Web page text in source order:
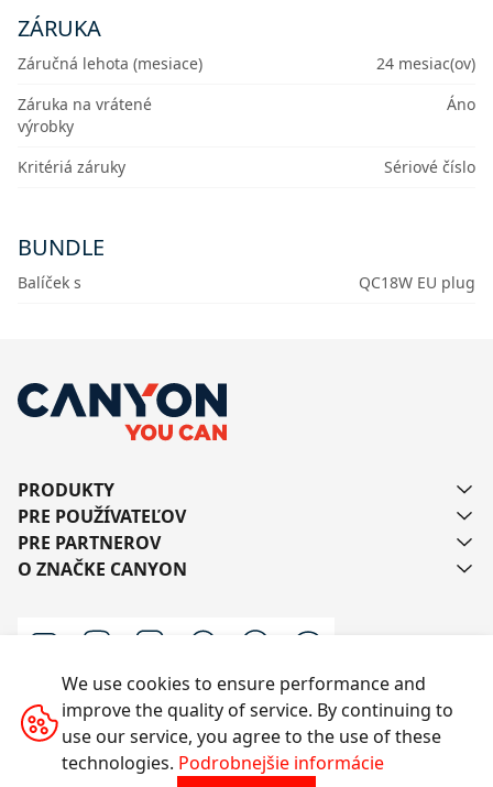
ZÁRUKA
Záručná lehota (mesiace)
24 mesiac(ov)
Záruka na vrátené
výrobky
Áno
Kritériá záruky Sériové číslo
BUNDLE
Balíček s QC18W EU plug
PRODUKTY
PRE POUŽÍVATEĽOV
PRE PARTNEROV
O ZNAČKE CANYON
Kontaktujte nás
We use cookies to ensure performance and
improve the quality of service. By continuing to
use our service, you agree to the use of these
technologies. Podrobnejšie informácie